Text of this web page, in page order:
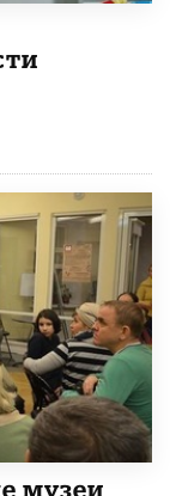
музеи